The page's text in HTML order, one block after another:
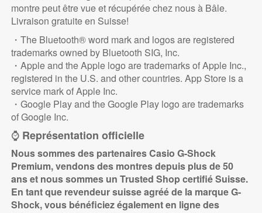
montre peut être vue et récupérée chez nous à Bâle.
Livraison gratuite en Suisse!
・The Bluetooth® word mark and logos are registered
trademarks owned by Bluetooth SIG, Inc.
・Apple and the Apple logo are trademarks of Apple Inc.,
registered in the U.S. and other countries. App Store is a
service mark of Apple Inc.
・Google Play and the Google Play logo are trademarks
of Google Inc.
⌚ Représentation officielle
Nous sommes des partenaires Casio G-Shock
Premium, vendons des montres depuis plus de 50
ans et nous sommes un Trusted Shop certifié Suisse.
En tant que revendeur suisse agréé de la marque G-
Shock, vous bénéficiez également en ligne des